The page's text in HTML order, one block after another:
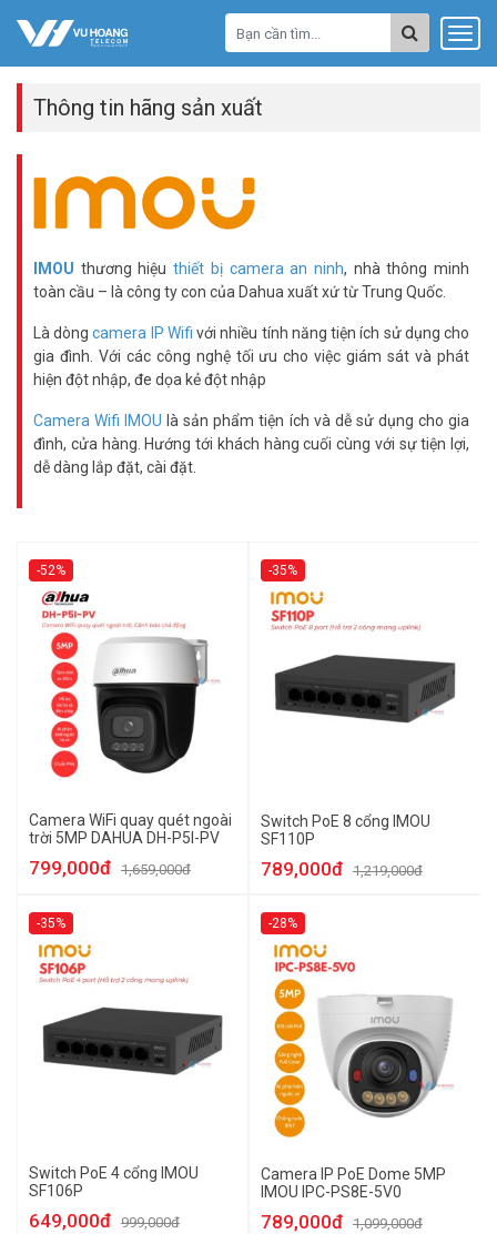
Thông tin hãng sản xuất
IMOU thương hiệuthiết bị camera an ninh, nhà thông minh
toàn cầu – là công ty con của Dahua xuất xứ từ Trung Quốc.
Là dòngcamera IP Wifi với nhiều tính năng tiện ích sử dụng cho
gia đình. Với các công nghệ tối ưu cho việc giám sát và phát
hiện đột nhập, đe dọa kẻ đột nhập
Camera Wifi IMOU là sản phẩm tiện ích và dễ sử dụng cho gia
đình, cửa hàng. Hướng tới khách hàng cuối cùng với sự tiện lợi,
dễ dàng lắp đặt, cài đặt.
-52%
Camera WiFi quay quét ngoài
trời 5MP DAHUA DH-P5I-PV
799,000đ 1,659,000đ
-35%
Switch PoE 8 cổng IMOU
SF110P
789,000đ 1,219,000đ
-35%
Switch PoE 4 cổng IMOU
SF106P
649,000đ 999,000đ
-28%
Camera IP PoE Dome 5MP
IMOU IPC-PS8E-5V0
789,000đ 1,099,000đ